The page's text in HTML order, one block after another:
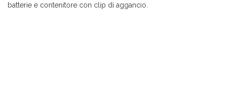
batterie e contenitore con clip di aggancio.